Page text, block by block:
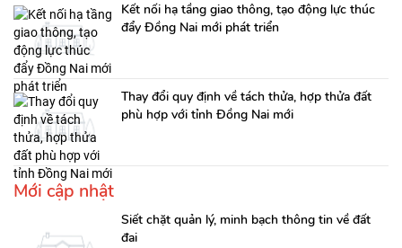
Kết nối hạ tầng giao thông, tạo động lực thúc
đẩy Đồng Nai mới phát triển
Thay đổi quy định về tách thửa, hợp thửa đất
phù hợp với tỉnh Đồng Nai mới
Mới cập nhật
Siết chặt quản lý, minh bạch thông tin về đất
đai